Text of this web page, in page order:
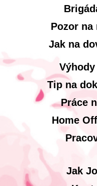
Pozor na
Jak na
Tip na
Práce
Home
Jak